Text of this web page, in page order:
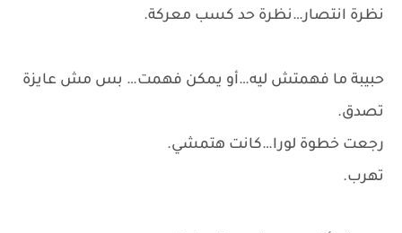
نظرة انتصار…نظرة حد كسب معركة.
حبيبة ما فهمتش ليه…أو يمكن فهمت… بس مش عايزة
تصدق.
رجعت خطوة لورا…كانت هتمشي.
تهرب.